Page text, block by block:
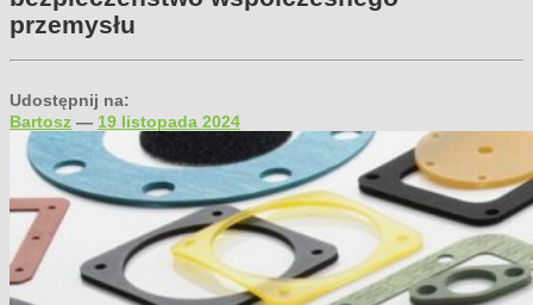
przemysłu
Udostępnij na:
Bartosz — 19 listopada 2024